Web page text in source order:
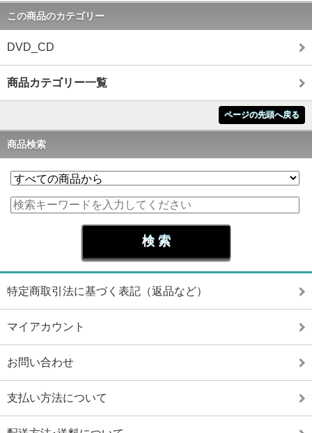
この商品のカテゴリー
DVD_CD
商品カテゴリー一覧
ページの先頭へ戻る
商品検索
特定商取引法に基づく表記（返品など）
マイアカウント
お問い合わせ
支払い方法について